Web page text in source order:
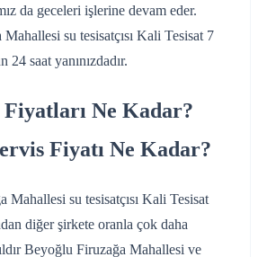
da geceleri işlerine devam eder.
su tesisatçısı Kali Tesisat 7
24 saat yanınızdadır.
Fiyatları Ne Kadar?
Fiyatı Ne Kadar?
Mahallesi su tesisatçısı Kali Tesisat
diğer şirkete oranla çok daha
Beyoğlu Firuzağa Mahallesi ve